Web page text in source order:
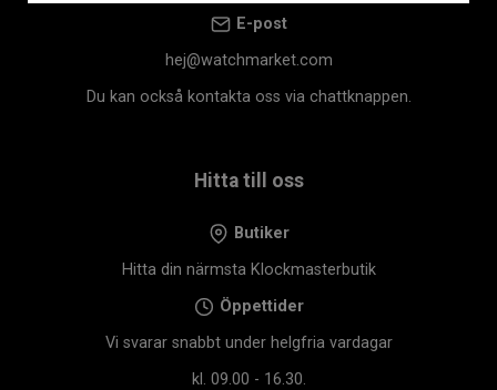
E-post
hej@watchmarket.com
Du kan också kontakta oss via chattknappen.
Hitta till oss
Butiker
Hitta din närmsta Klockmasterbutik
Öppettider
Vi svarar snabbt under helgfria vardagar
kl. 09.00 - 16.30.